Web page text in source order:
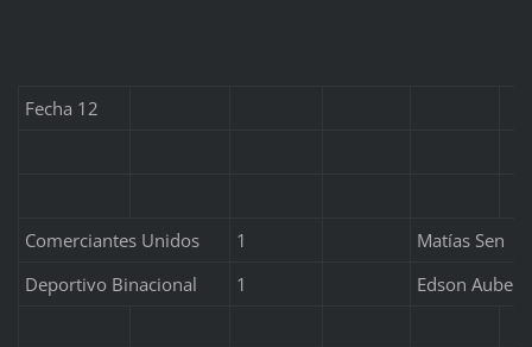
Fecha 12
Comerciantes Unidos 1
Matías Sen
Deportivo Binacional
1 Edson Aubert